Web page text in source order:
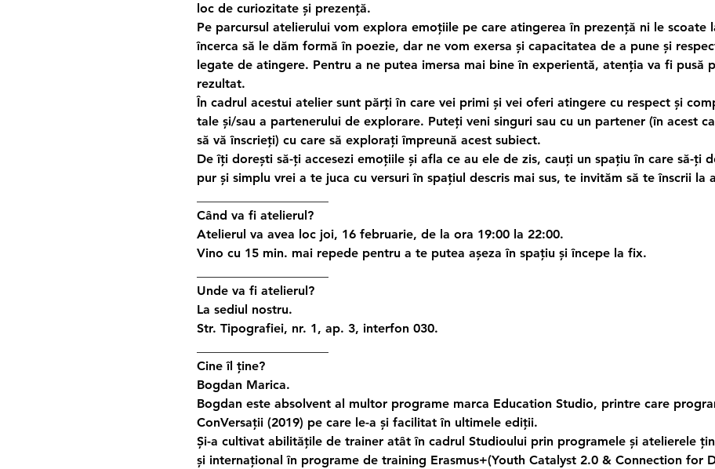
loc de curiozitate și prezență.
Pe parcursul atelierului vom explora emoțiile pe care atingerea în prezență ni le scoate
încerca să le dăm formă în poezie, dar ne vom exersa și capacitatea de a pune și
legate de atingere. Pentru a ne putea imersa mai bine în experientă, atenția va fi pusă
rezultat.
În cadrul acestui atelier sunt părți în care vei primi și vei oferi atingere cu respect și
tale și/sau a partenerului de explorare. Puteți veni singuri sau cu un partener (în acest
să vă înscrieți) cu care să explorați împreună acest subiect.
De îți dorești să-ți accesezi emoțiile și afla ce au ele de zis, cauți un spațiu în care să-ți
pur și simplu vrei a te juca cu versuri în spațiul descris mai sus, te invităm să te înscrii la
Când va fi atelierul?
Atelierul va avea loc joi, 16 februarie, de la ora 19:00 la 22:00.
Vino cu 15 min. mai repede pentru a te putea așeza în spațiu și începe la fix.
Unde va fi atelierul?
La sediul nostru.
Str. Tipografiei, nr. 1, ap. 3, interfon 030.
Cine îl ține?
Bogdan Marica.
Bogdan este absolvent al multor programe marca Education Studio, printre care
ConVersații (2019) pe care le-a și facilitat în ultimele ediții.
Și-a cultivat abilitățile de trainer atât în cadrul Studioului prin programele și atelierele
și internațional în programe de training Erasmus+(Youth Catalyst 2.0 & Connection for